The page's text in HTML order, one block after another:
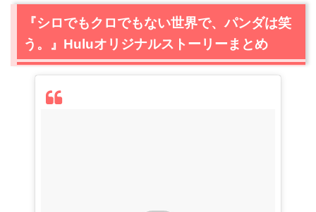
『シロでもクロでもない世界で、パンダは笑
う。』Huluオリジナルストーリーまとめ